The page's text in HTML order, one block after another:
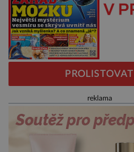
PROLISTOVAT
reklama